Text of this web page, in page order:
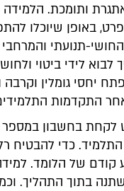
ותומכת.
באופן שיוכלו
תנועתי
לבוא לידי ביטוי
יחסי גומלין וקרבה
התקדמות
כדי להבטיח
של הלומד.
בתוך התהליך.